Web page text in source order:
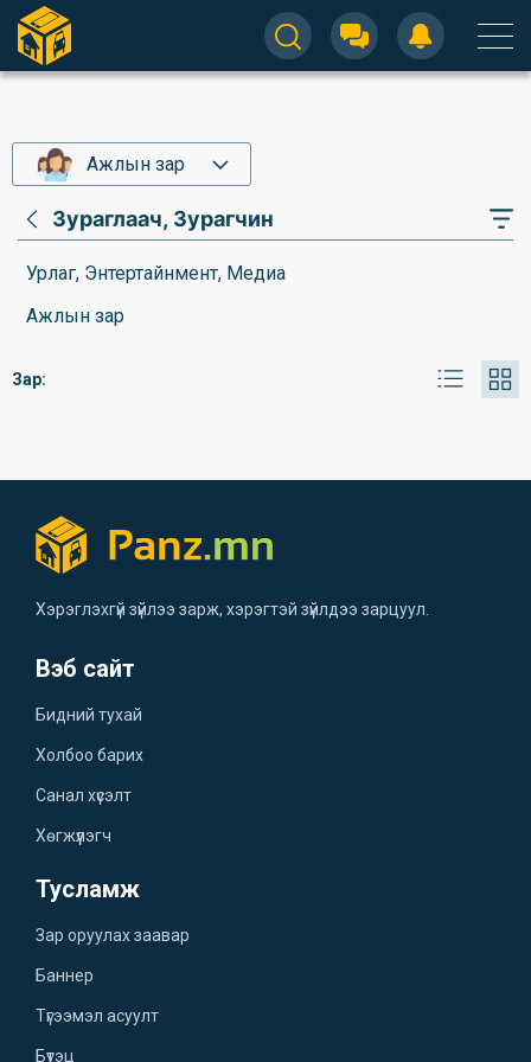
Ажлын зар
Зураглаач, Зурагчин
Урлаг, Энтертайнмент, Медиа
Ажлын зар
Зар:
Хэрэглэхгүй зүйлээ зарж, хэрэгтэй зүйлдээ зарцуул.
Вэб сайт
Бидний тухай
Холбоо барих
Санал хүсэлт
Хөгжүүлэгч
Тусламж
Зар оруулах заавар
Баннер
Түгээмэл асуулт
Бүтэц